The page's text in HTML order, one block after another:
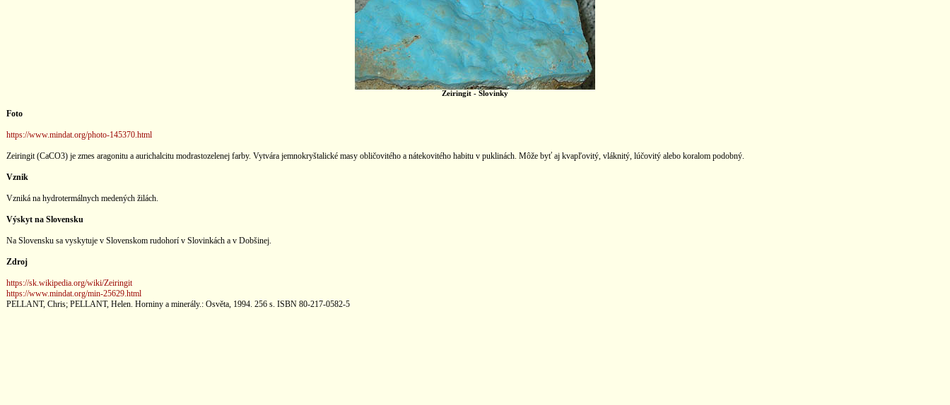
Zeiringit - Slovinky
Foto
https://www.mindat.org/photo-145370.html
Zeiringit (CaCO3) je zmes aragonitu a aurichalcitu modrastozelenej farby. Vytvára jemnokryštalické masy obličovitého a nátekovitého habitu v puklinách. Môže byť aj kvapľovitý, vláknitý, lúčovitý alebo koralom podobný.
Vznik
Vzniká na hydrotermálnych medených žilách.
Výskyt na Slovensku
Na Slovensku sa vyskytuje v Slovenskom rudohorí v Slovinkách a v Dobšinej.
Zdroj
https://sk.wikipedia.org/wiki/Zeiringit
https://www.mindat.org/min-25629.html
PELLANT, Chris; PELLANT, Helen. Horniny a minerály.: Osvěta, 1994. 256 s. ISBN 80-217-0582-5